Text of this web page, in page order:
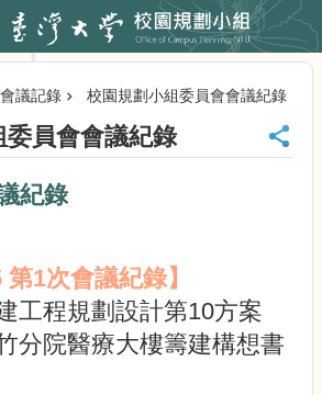
會議記錄 校園規劃小組委員會會議紀錄
員會會議紀錄
紀錄
第1次會議紀錄】
工程規劃設計第10方案
分院醫療大樓籌建構想書